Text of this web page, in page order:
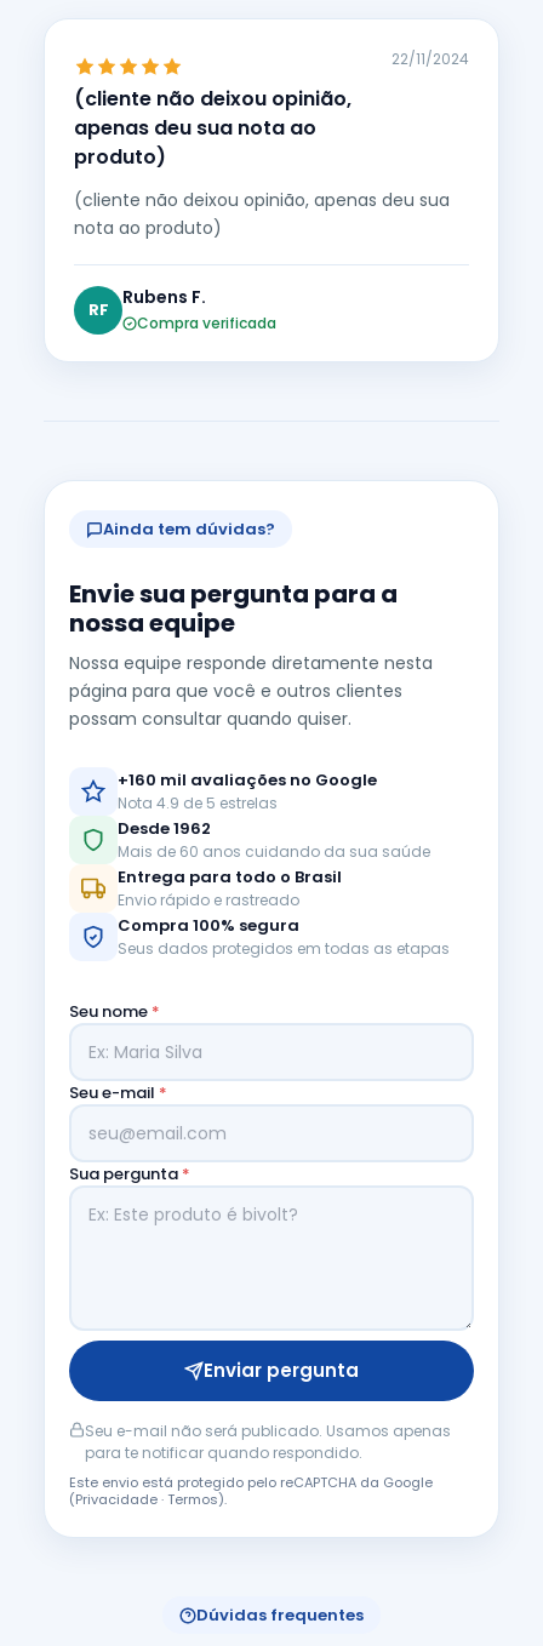
(cliente não deixou opinião,
apenas deu sua nota ao
produto)
22/11/2024
(cliente não deixou opinião, apenas deu sua
nota ao produto)
RF
Rubens F.
Compra verificada
Ainda tem dúvidas?
Envie sua pergunta para a
nossa equipe
Nossa equipe responde diretamente nesta
página para que você e outros clientes
possam consultar quando quiser.
+160 mil avaliações no Google
Nota 4.9 de 5 estrelas
Desde 1962
Mais de 60 anos cuidando da sua saúde
Entrega para todo o Brasil
Envio rápido e rastreado
Compra 100% segura
Seus dados protegidos em todas as etapas
Seu nome *
Seu e-mail *
Sua pergunta *
Enviar pergunta
Seu e-mail não será publicado. Usamos apenas
para te notificar quando respondido.
Este envio está protegido pelo reCAPTCHA da Google
(Privacidade·Termos).
Dúvidas frequentes